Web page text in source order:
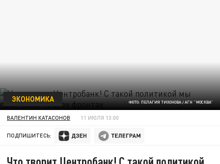
ФОТО: ПЕЛАГИЯ ТИХОНОВА / АГН "МОСКВА"
ЭКОНОМИКА
ВАЛЕНТИН КАТАСОНОВ 11 ИЮЛЯ 13:00
ПОДПИШИТЕСЬ: